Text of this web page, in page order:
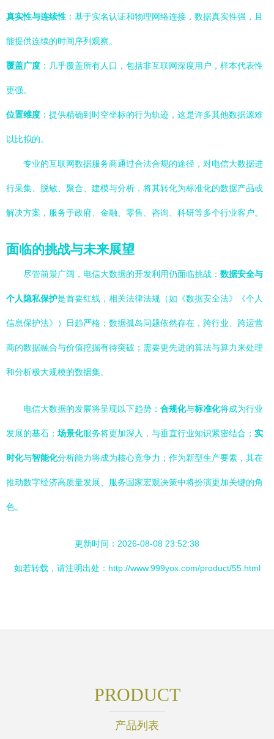
真实性与连续性 ：基于实名认证和物理网络连接，数据真实性强，且
能提供连续的时间序列观察。
覆盖广度 ：几乎覆盖所有人口，包括非互联网深度用户，样本代表性
更强。
位置维度 ：提供精确到时空坐标的行为轨迹，这是许多其他数据源难
以比拟的。
专业的互联网数据服务商通过合法合规的途径，对电信大数据进
行采集、脱敏、聚合、建模与分析，将其转化为标准化的数据产品或
解决方案，服务于政府、金融、零售、咨询、科研等多个行业客户。
面临的挑战与未来展望
尽管前景广阔，电信大数据的开发利用仍面临挑战： 数据安全与
个人隐私保护是首要红线，相关法律法规（如《数据安全法》《个人
信息保护法》）日趋严格；数据孤岛问题依然存在，跨行业、跨运营
商的数据融合与价值挖掘有待突破；需要更先进的算法与算力来处理
和分析极大规模的数据集。
电信大数据的发展将呈现以下趋势： 合规化与标准化将成为行业
发展的基石；场景化服务将更加深入，与垂直行业知识紧密结合； 实
时化与智能化分析能力将成为核心竞争力；作为新型生产要素，其在
推动数字经济高质量发展、服务国家宏观决策中将扮演更加关键的角
色。
更新时间：2026-08-08 23:52:38
如若转载，请注明出处：http://www.999yox.com/product/55.html
PRODUCT
产品列表